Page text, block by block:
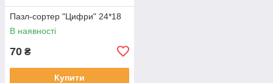
Пазл-сортер "Цифри" 24*18
В наявності
70 ₴
Купити